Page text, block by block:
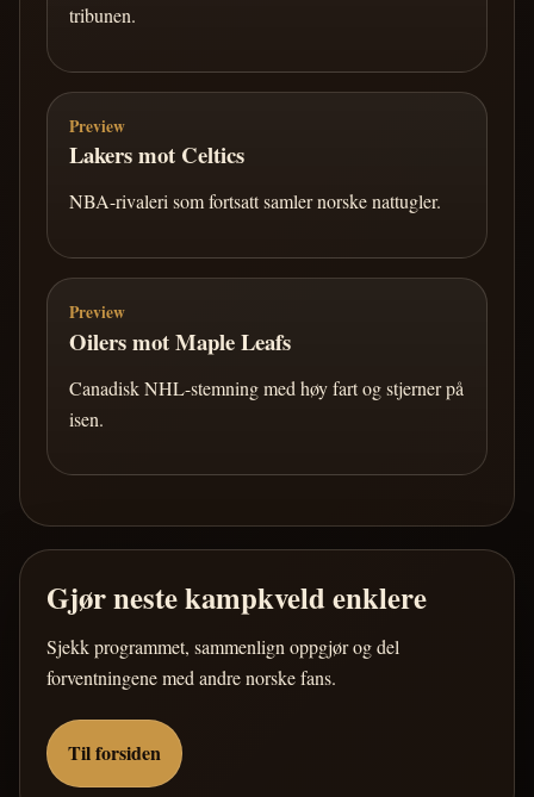
tribunen.
Preview
Lakers mot Celtics
NBA-rivaleri som fortsatt samler norske nattugler.
Preview
Oilers mot Maple Leafs
Canadisk NHL-stemning med høy fart og stjerner på
isen.
Gjør neste kampkveld enklere
Sjekk programmet, sammenlign oppgjør og del
forventningene med andre norske fans.
Til forsiden